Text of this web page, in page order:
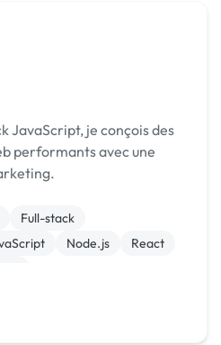
JavaScript, je conçois des
performants avec une
Full-stack
Node.js
React